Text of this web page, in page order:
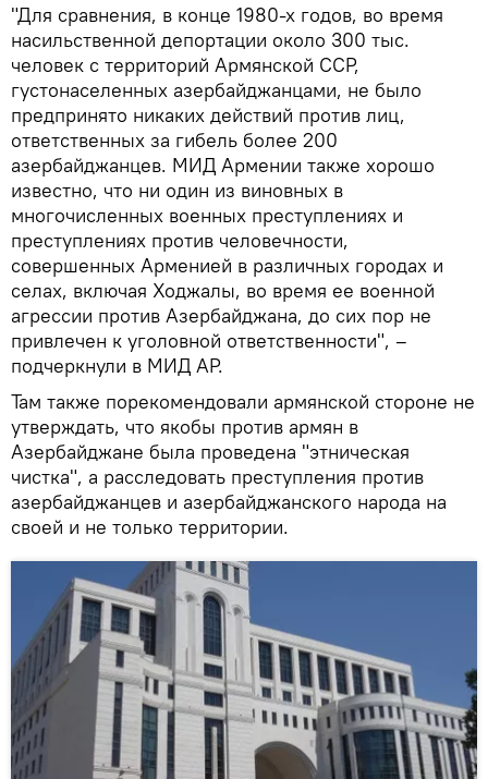
"Для сравнения, в конце 1980-х годов, во время
насильственной депортации около 300 тыс.
человек с территорий Армянской ССР,
густонаселенных азербайджанцами, не было
предпринято никаких действий против лиц,
ответственных за гибель более 200
азербайджанцев. МИД Армении также хорошо
известно, что ни один из виновных в
многочисленных военных преступлениях и
преступлениях против человечности,
совершенных Арменией в различных городах и
селах, включая Ходжалы, во время ее военной
агрессии против Азербайджана, до сих пор не
привлечен к уголовной ответственности", –
подчеркнули в МИД АР.
Там также порекомендовали армянской стороне не
утверждать, что якобы против армян в
Азербайджане была проведена "этническая
чистка", а расследовать преступления против
азербайджанцев и азербайджанского народа на
своей и не только территории.